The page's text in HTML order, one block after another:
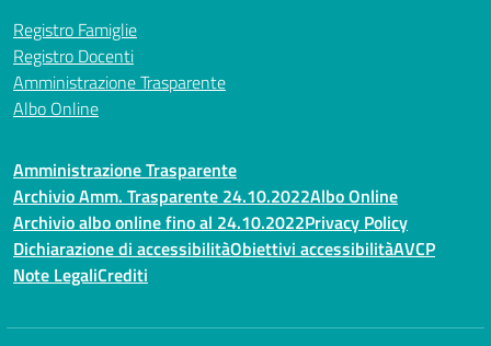
Registro Famiglie
Registro Docenti
Amministrazione Trasparente
Albo Online
Amministrazione Trasparente
Archivio Amm. Trasparente 24.10.2022Albo Online
Archivio albo online fino al 24.10.2022Privacy Policy
Dichiarazione di accessibilitàObiettivi accessibilitàAVCP
Note LegaliCrediti